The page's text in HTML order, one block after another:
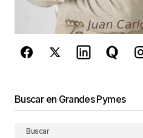
de Googlese aplican.
Enviar Comentario
Buscar en Grandes Pymes
Buscar